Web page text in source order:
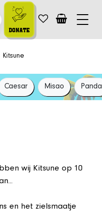
DONATE
Kitsune
Caesar Misao Panda
wij Kitsune op 10
en het zielsmaatje